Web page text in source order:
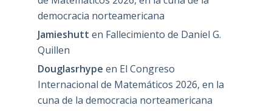
democracia norteamericana
Jamieshutt en Fallecimiento de Daniel G.
Quillen
Douglasrhype en El Congreso
Internacional de Matemáticos 2026, en la
cuna de la democracia norteamericana